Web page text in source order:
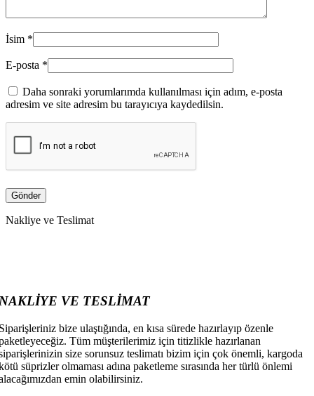
İsim *
E-posta *
Daha sonraki yorumlarımda kullanılması için adım, e-posta
adresim ve site adresim bu tarayıcıya kaydedilsin.
Nakliye ve Teslimat
VE TESLİMAT
bize ulaştığında, en kısa sürede hazırlayıp özenle
Tüm müşterilerimiz için titizlikle hazırlanan
size sorunsuz teslimatı bizim için çok önemli, kargoda
süprizler olmaması adına paketleme sırasında her türlü önlemi
emin olabilirsiniz.